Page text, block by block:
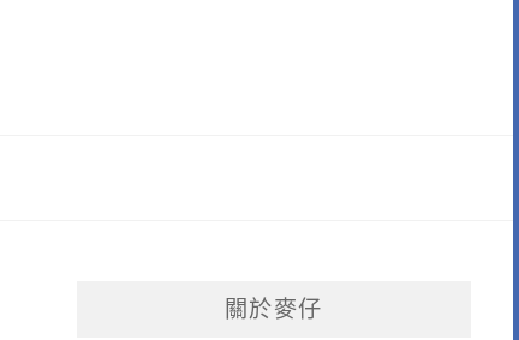
關於麥仔